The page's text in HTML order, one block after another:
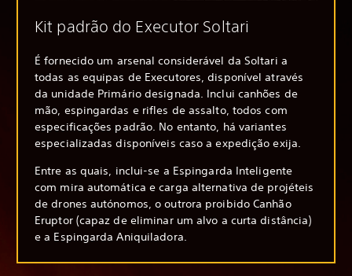
Kit padrão do Executor Soltari
É fornecido um arsenal considerável da Soltari a
todas as equipas de Executores, disponível através
da unidade Primário designada. Inclui canhões de
mão, espingardas e rifles de assalto, todos com
especificações padrão. No entanto, há variantes
especializadas disponíveis caso a expedição exija.
Entre as quais, inclui-se a Espingarda Inteligente
com mira automática e carga alternativa de projéteis
de drones autónomos, o outrora proibido Canhão
Eruptor (capaz de eliminar um alvo a curta distância)
e a Espingarda Aniquiladora.